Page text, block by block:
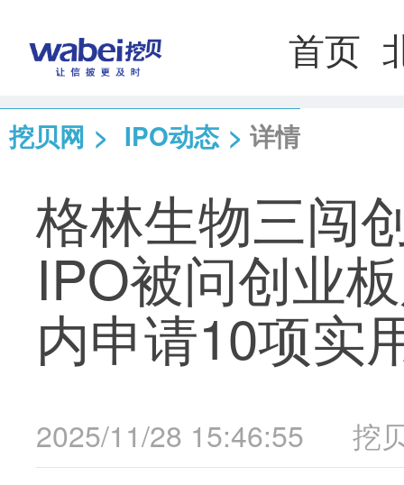
首页
挖贝网 > IPO动态 > 详情
格林生物三闯
IPO被问创业
内申请10项实
2025/11/28 15:46:55 挖